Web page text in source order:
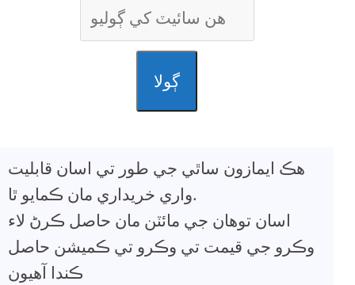
ڳولا
هڪ ايمازون ساٿي جي طور تي اسان قابليت
واري خريداري مان ڪمايو ٿا.
اسان توهان جي مائٽن مان حاصل ڪرڻ لاء
وڪرو جي قيمت تي وڪرو تي ڪميشن حاصل
ڪندا آهيون